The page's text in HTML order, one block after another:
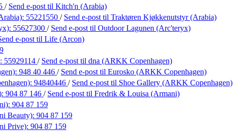
/ Send e-post til Kitch'n (Arabia)
55221550 / Send e-post til Traktøren Kjøkkenutstyr (Arabia)
55627300 / Send e-post til Outdoor Lagunen (Arc'teryx)
e-post til Life (Arcon)
55929114 / Send e-post til dna (ARKK Copenhagen)
948 40 446 / Send e-post til Eurosko (ARKK Copenhagen)
94840446 / Send e-post til Shoe Gallery (ARKK Copenhagen)
904 87 146 / Send e-post til Fredrik & Louisa (Armani)
904 87 159
Beauty): 904 87 159
Prive): 904 87 159